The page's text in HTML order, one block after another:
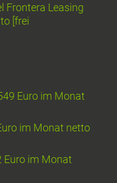
Frontera Leasing
[frei
Euro im Monat
im Monat netto
Euro im Monat